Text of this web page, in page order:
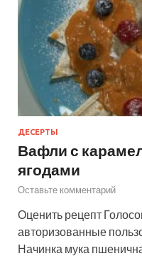
ДЕСЕРТЫ
Вафли с
ягодами
Оставьте комментарий
Оценить рецепт
авторизованные
Начинка мука